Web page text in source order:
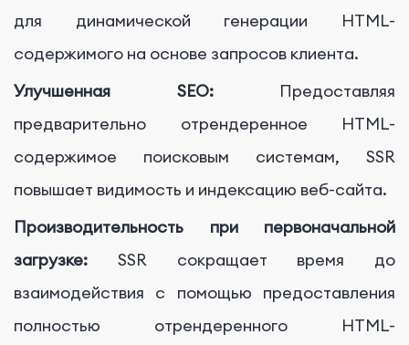
для динамической генерации HTML-
содержимого на основе запросов клиента.
Улучшенная SEO:Предоставляя
предварительно отрендеренное HTML-
содержимое поисковым системам, SSR
повышает видимость и индексацию веб-сайта.
Производительность при первоначальной
загрузке: SSR сокращает время до
взаимодействия с помощью предоставления
полностью отрендеренного HTML-